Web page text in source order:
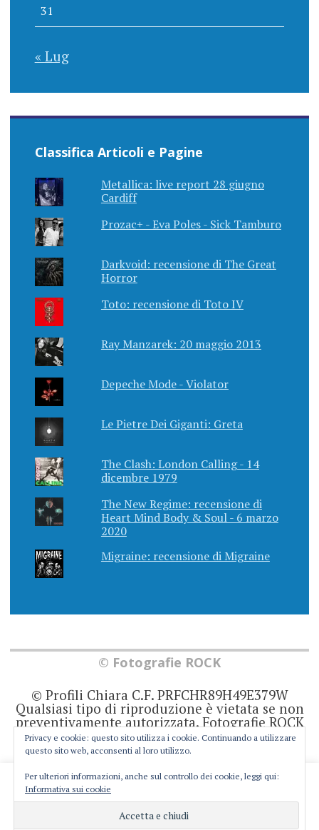
31
« Lug
Classifica Articoli e Pagine
Metallica: live report 28 giugno
Cardiff
Prozac+ - Eva Poles - Sick Tamburo
Darkvoid: recensione di The Great
Horror
Toto: recensione di Toto IV
Ray Manzarek: 20 maggio 2013
Depeche Mode - Violator
Le Pietre Dei Giganti: Greta
The Clash: London Calling - 14
dicembre 1979
The New Regime: recensione di
Heart Mind Body & Soul - 6 marzo
2020
Migraine: recensione di Migraine
© Fotografie ROCK
© Profili Chiara C.F. PRFCHR89H49E379W
Qualsiasi tipo di riproduzione è vietata se non
preventivamente autorizzata. Fotografie ROCK
non rappresenta una testata giornalistica in
quanto viene aggiornato senza alcuna
prodotto editoriale ai sensi della legge 62 del
7/3/2001. Ogni autore è direttamente
responsabile di ciò che scrive negli articoli e
nei commenti.
This website uses cookies to improve your experience. We'll
assume you're ok with this, but you can opt-out if you wish.
Privacy e cookie: questo sito utilizza i cookie. Continuando a utilizzare
questo sito web, acconsenti al loro utilizzo.
Per ulteriori informazioni, anche sul controllo dei cookie, leggi qui:
Informativa sui cookie